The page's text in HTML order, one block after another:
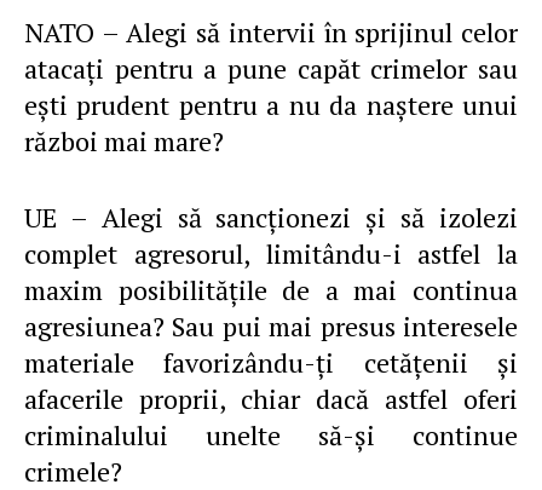
NATO – Alegi să intervii în sprijinul celor
atacaţi pentru a pune capăt crimelor sau
eşti prudent pentru a nu da naştere unui
război mai mare?
UE – Alegi să sancţionezi şi să izolezi
complet agresorul, limitându-i astfel la
maxim posibilităţile de a mai continua
agresiunea? Sau pui mai presus interesele
materiale favorizându-ţi cetăţenii şi
afacerile proprii, chiar dacă astfel oferi
criminalului unelte să-şi continue
crimele?